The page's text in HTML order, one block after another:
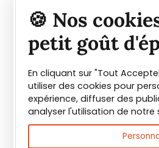
🍪 Nos
petit goût
En cliquant sur "Tout
utiliser des cookies pour
expérience, diffuser des
analyser l'utilisation de notre
Tout
épices et
Guide
Inscrivez vous à
téléchargez
épices de Max Daumin,